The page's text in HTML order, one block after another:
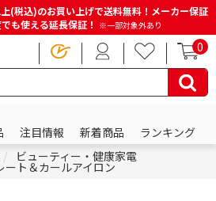
(税込)のお買い上げで送料無料！メーカー保証
も使える延長保証！ ※一部対象外あり
0
注目情報 新着商品
ランキング
ビューティー・健康家電
ート＆カールアイロン